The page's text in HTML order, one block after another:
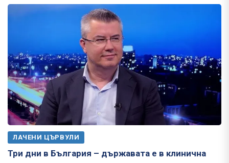
ЛАЧЕНИ ЦЪРВУЛИ
Три дни в България – държавата е в клинична